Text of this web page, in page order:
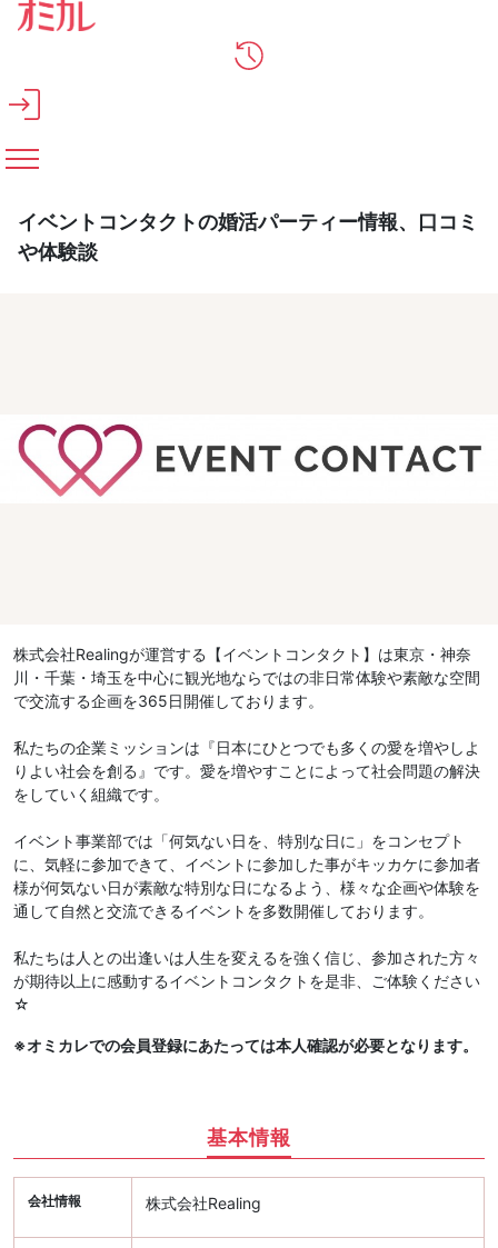
メインコンテンツへスキップ
イベントコンタクトの婚活パーティー情報、口コミ
や体験談
株式会社Realingが運営する【イベントコンタクト】は東京・神奈
川・千葉・埼玉を中心に観光地ならではの非日常体験や素敵な空間
で交流する企画を365日開催しております。
私たちの企業ミッションは『日本にひとつでも多くの愛を増やしよ
りよい社会を創る』です。愛を増やすことによって社会問題の解決
をしていく組織です。
イベント事業部では「何気ない日を、特別な日に」をコンセプト
に、気軽に参加できて、イベントに参加した事がキッカケに参加者
様が何気ない日が素敵な特別な日になるよう、様々な企画や体験を
通して自然と交流できるイベントを多数開催しております。
私たちは人との出逢いは人生を変えるを強く信じ、参加された方々
が期待以上に感動するイベントコンタクトを是非、ご体験ください
☆
※オミカレでの会員登録にあたっては本人確認が必要となります。
基本情報
会社情報 株式会社Realing